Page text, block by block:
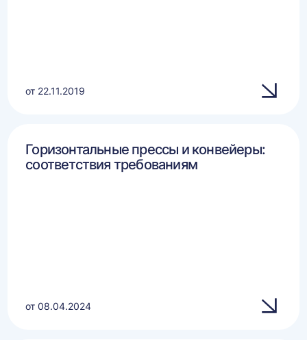
от 22.11.2019
Горизонтальные прессы и конвейеры:
соответствия требованиям
от 08.04.2024